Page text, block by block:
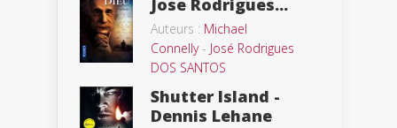
Jose Rodrigues...
Auteurs : Michael
Connelly- José Rodrigues
DOS SANTOS
Shutter Island -
Dennis Lehane